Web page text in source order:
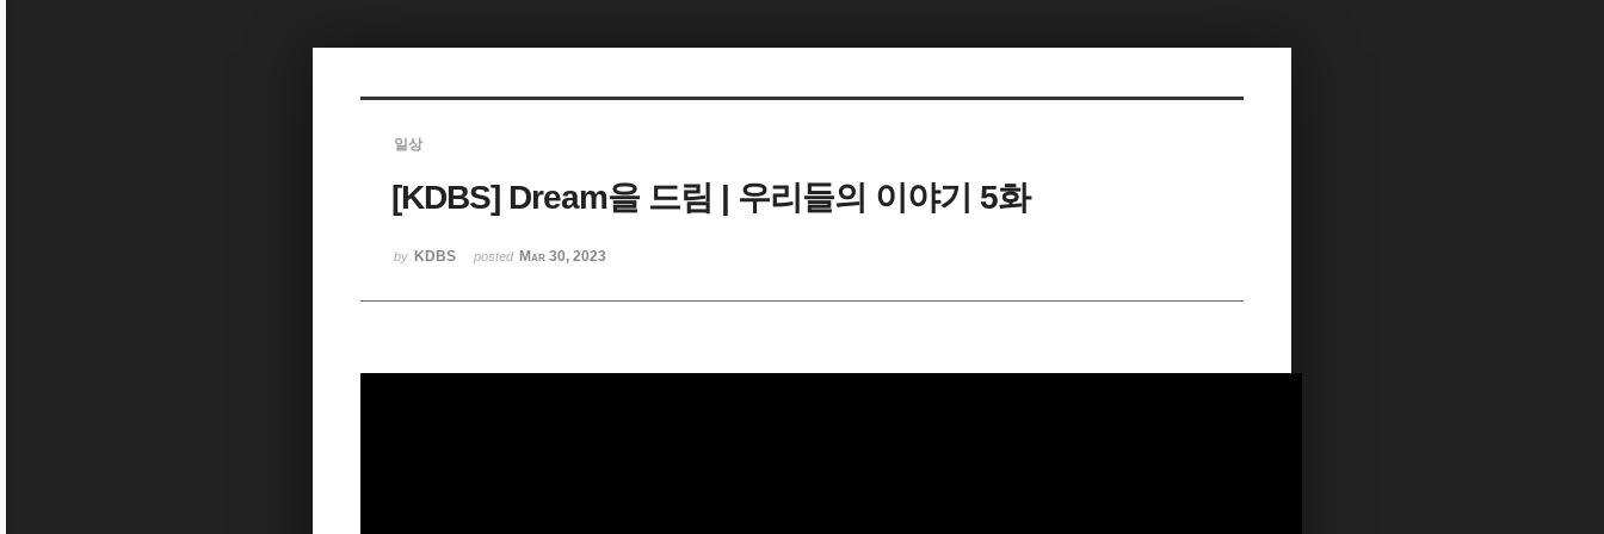
일상
[KDBS] Dream을 드림 | 우리들의 이야기 5화
by KDBS posted Mar 30, 2023
Sketchbook5, 스케치북5
Sketchbook5, 스케치북5